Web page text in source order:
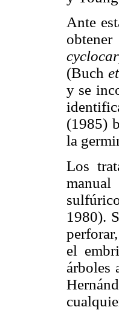
Ante
(Buch
y se
(1985)
la
Los
1980).
el
árboles